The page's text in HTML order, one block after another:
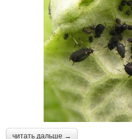
читать дальше →